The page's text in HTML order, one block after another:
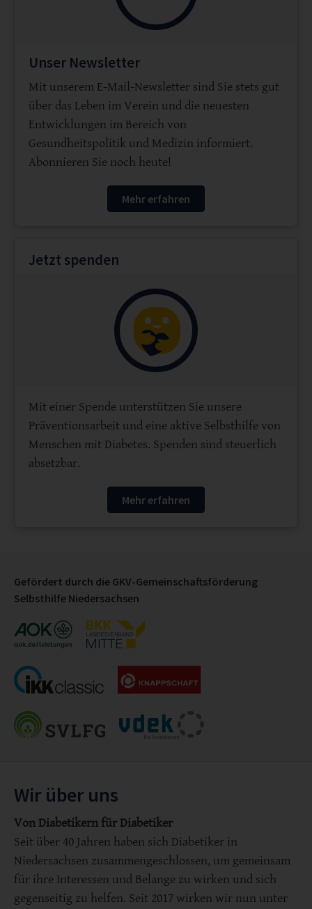
Unser Newsletter
Mit unserem E-Mail-Newsletter sind Sie stets gut
über das Leben im Verein und die neuesten
Entwicklungen im Bereich von
Gesundheitspolitik und Medizin informiert.
Abonnieren Sie noch heute!
Mehr erfahren
Jetzt spenden
Mit einer Spende unterstützen Sie unsere
Präventionsarbeit und eine aktive Selbsthilfe von
Menschen mit Diabetes. Spenden sind steuerlich
absetzbar.
Mehr erfahren
Gefördert durch die GKV-Gemeinschaftsförderung
Selbsthilfe Niedersachsen
Wir über uns
Von Diabetikern für Diabetiker
Seit über 40 Jahren haben sich Diabetiker in
Niedersachsen zusammengeschlossen, um gemeinsam
für ihre Interessen und Belange zu wirken und sich
gegenseitig zu helfen. Seit 2017 wirken wir nun unter